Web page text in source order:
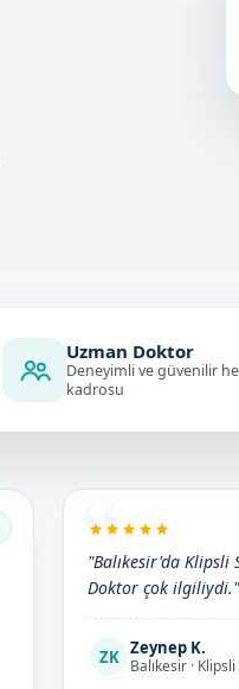
Uzman Doktor
Deneyimli ve güvenilir
kadrosu
"Balıkesir'da Klipsli
Doktor çok ilgiliydi."
ZK Zeynep K.
Balıkesir ·